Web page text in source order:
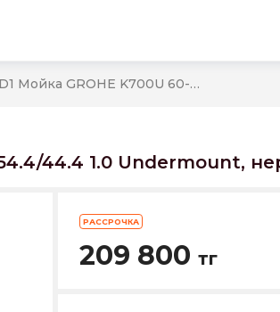
31574SD1 Мойка GROHE K700U 60-S 54.4/44.4 1.0 Undermount, нержавеющая сталь
54.4/44.4 1.0 Undermount,
РАССРОЧКА
209 800 тг